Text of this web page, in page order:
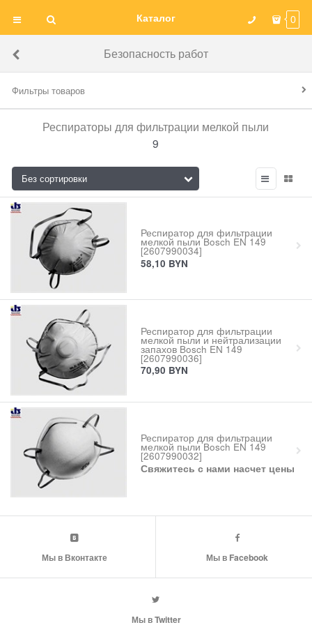
Каталог 0
Безопасность работ
Фильтры товаров
Респираторы для фильтрации мелкой пыли
9
Респиратор для фильтрации
мелкой пыли Bosch EN 149
[2607990034]
58,10 BYN
Респиратор для фильтрации
мелкой пыли и нейтрализации
запахов Bosch EN 149
[2607990036]
70,90 BYN
Респиратор для фильтрации
мелкой пыли Bosch EN 149
[2607990032]
Свяжитесь с нами насчет цены
Мы в Вконтакте Мы в Facebook
Мы в Twitter